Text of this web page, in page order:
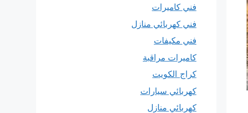
فني كاميرات
فني كهربائي منازل
فني مكيفات
كاميرات مراقبة
كراج الكويت
كهربائي سيارات
كهربائي منازل